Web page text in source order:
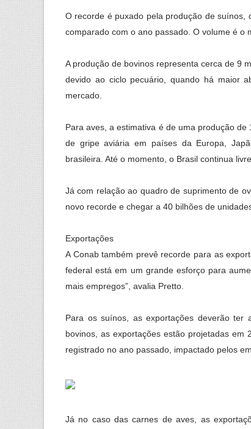
O recorde é puxado pela produção de
comparado com o ano passado. O volume é o
A produção de bovinos representa cerca de 9
devido ao ciclo pecuário, quando há maior
mercado.
Para aves, a estimativa é de uma produção
de gripe aviária em países da Europa,
brasileira. Até o momento, o Brasil continua
Já com relação ao quadro de suprimento de
novo recorde e chegar a 40 bilhões de
Exportações
A Conab também prevê recorde para as
federal está em um grande esforço para
mais empregos”, avalia Pretto.
Para os suínos, as exportações deverão ter
bovinos, as exportações estão projetadas
registrado no ano passado, impactado pelos
Já no caso das carnes de aves, as